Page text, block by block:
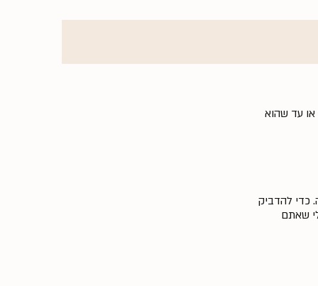
ומלח גס ומכניסים לתנור שחומם מראש על 180 מעלות למשך כ-20 דקות או עד שהוא
כדי להדביק
שאתם